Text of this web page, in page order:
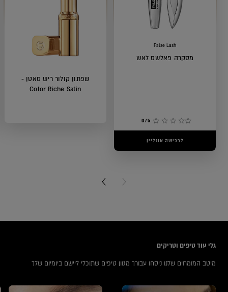
False Lash
מסקרה פאלשס לאש
0/5
לרכישה אונליין
שפתון קולור ריש סאטן -
Color Riche Satin
PREVIOUS CARD
NEXT CARD
גלי עוד טיפים וטריקים
מיטב המומחים שלנו ניסחו עבורך מגוון טיפים שתוכלי ליישם ביומיום שלך